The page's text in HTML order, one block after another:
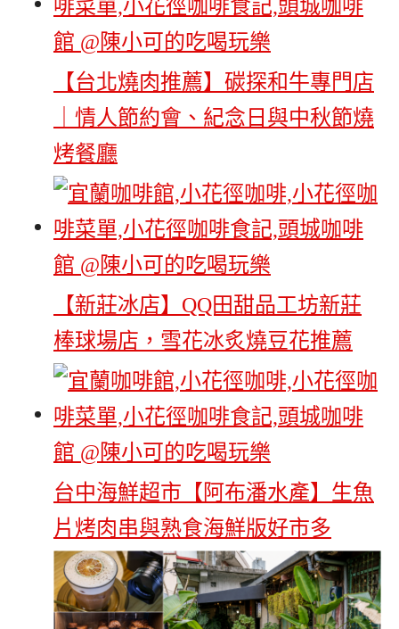
【台北燒肉推薦】碳探和牛專門店
｜情人節約會、紀念日與中秋節燒
烤餐廳
【新莊冰店】QQ田甜品工坊新莊
棒球場店，雪花冰炙燒豆花推薦
台中海鮮超市【阿布潘水產】生魚
片烤肉串與熟食海鮮版好市多